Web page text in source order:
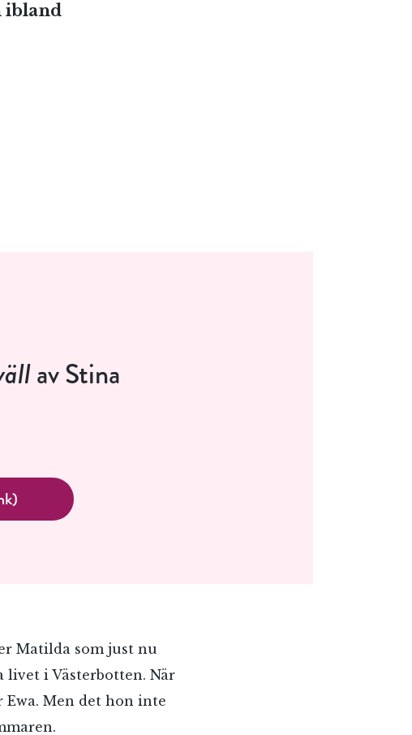
ibland
av Stina
Matilda som just nu
livet i Västerbotten. När
Men det hon inte